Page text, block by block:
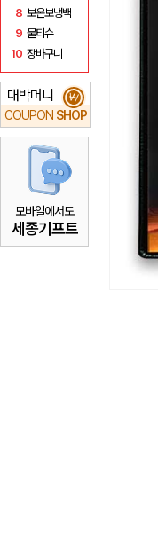
8 보온보냉백
9 물티슈
10 장바구니
대박머니
COUPON SHOP
₩
모바일에서도
세종기프트